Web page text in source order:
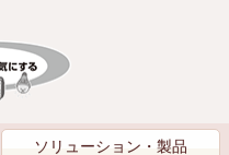
ソリューション・製品